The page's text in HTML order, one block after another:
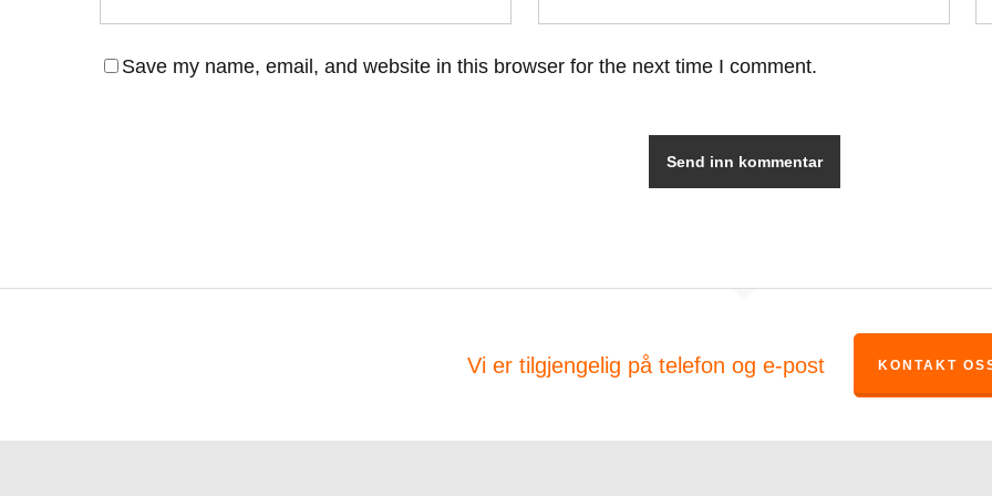
Save my name, email, and website in this browser for the next time I comment.
Vi er tilgjengelig på telefon og e-post KONTAKT